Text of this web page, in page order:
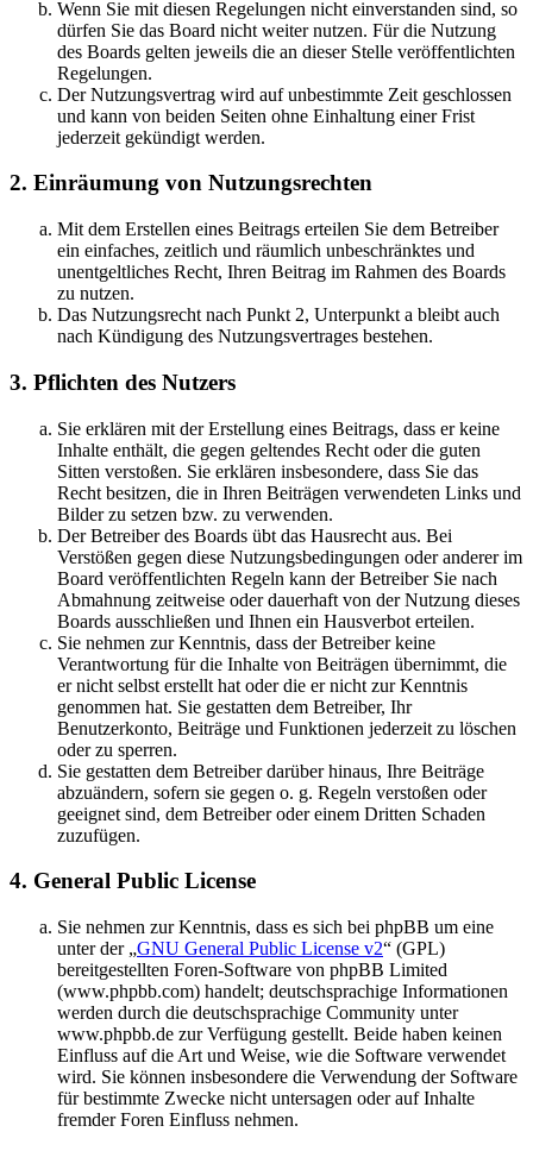
Wenn Sie mit diesen Regelungen nicht einverstanden sind, so
dürfen Sie das Board nicht weiter nutzen. Für die Nutzung
des Boards gelten jeweils die an dieser Stelle veröffentlichten
Regelungen.
Der Nutzungsvertrag wird auf unbestimmte Zeit geschlossen
und kann von beiden Seiten ohne Einhaltung einer Frist
jederzeit gekündigt werden.
2. Einräumung von Nutzungsrechten
Mit dem Erstellen eines Beitrags erteilen Sie dem Betreiber
ein einfaches, zeitlich und räumlich unbeschränktes und
unentgeltliches Recht, Ihren Beitrag im Rahmen des Boards
zu nutzen.
Das Nutzungsrecht nach Punkt 2, Unterpunkt a bleibt auch
nach Kündigung des Nutzungsvertrages bestehen.
3. Pflichten des Nutzers
Sie erklären mit der Erstellung eines Beitrags, dass er keine
Inhalte enthält, die gegen geltendes Recht oder die guten
Sitten verstoßen. Sie erklären insbesondere, dass Sie das
Recht besitzen, die in Ihren Beiträgen verwendeten Links und
Bilder zu setzen bzw. zu verwenden.
Der Betreiber des Boards übt das Hausrecht aus. Bei
Verstößen gegen diese Nutzungsbedingungen oder anderer im
Board veröffentlichten Regeln kann der Betreiber Sie nach
Abmahnung zeitweise oder dauerhaft von der Nutzung dieses
Boards ausschließen und Ihnen ein Hausverbot erteilen.
Sie nehmen zur Kenntnis, dass der Betreiber keine
Verantwortung für die Inhalte von Beiträgen übernimmt, die
er nicht selbst erstellt hat oder die er nicht zur Kenntnis
genommen hat. Sie gestatten dem Betreiber, Ihr
Benutzerkonto, Beiträge und Funktionen jederzeit zu löschen
oder zu sperren.
Sie gestatten dem Betreiber darüber hinaus, Ihre Beiträge
abzuändern, sofern sie gegen o. g. Regeln verstoßen oder
geeignet sind, dem Betreiber oder einem Dritten Schaden
zuzufügen.
4. General Public License
Sie nehmen zur Kenntnis, dass es sich bei phpBB um eine
unter der „GNU General Public License v2“ (GPL)
bereitgestellten Foren-Software von phpBB Limited
(www.phpbb.com) handelt; deutschsprachige Informationen
werden durch die deutschsprachige Community unter
www.phpbb.de zur Verfügung gestellt. Beide haben keinen
Einfluss auf die Art und Weise, wie die Software verwendet
wird. Sie können insbesondere die Verwendung der Software
für bestimmte Zwecke nicht untersagen oder auf Inhalte
fremder Foren Einfluss nehmen.